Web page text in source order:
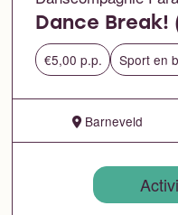
Dance Break!
€5,00 p.p. Sport en
Barneveld